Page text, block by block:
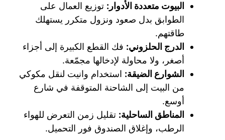
البيوت متعددة الأدوار: توزيع العمال على
الطوابق بدل صعود ونزول متكرر يستهلك
طاقتهم.
الدرج الحلزوني: فك القطع الكبيرة إلى أجزاء
أصغر، ولا محاولة لإدخالها مجمّعة.
الشوارع الضيقة: استخدام وانيت لنقل مكوكي
من البيت إلى الشاحنة المتوقفة في شارع
أوسع.
المناطق الساحلية: تقليل زمن التعرض للهواء
الرطب، وإغلاق الصندوق فور التحميل.